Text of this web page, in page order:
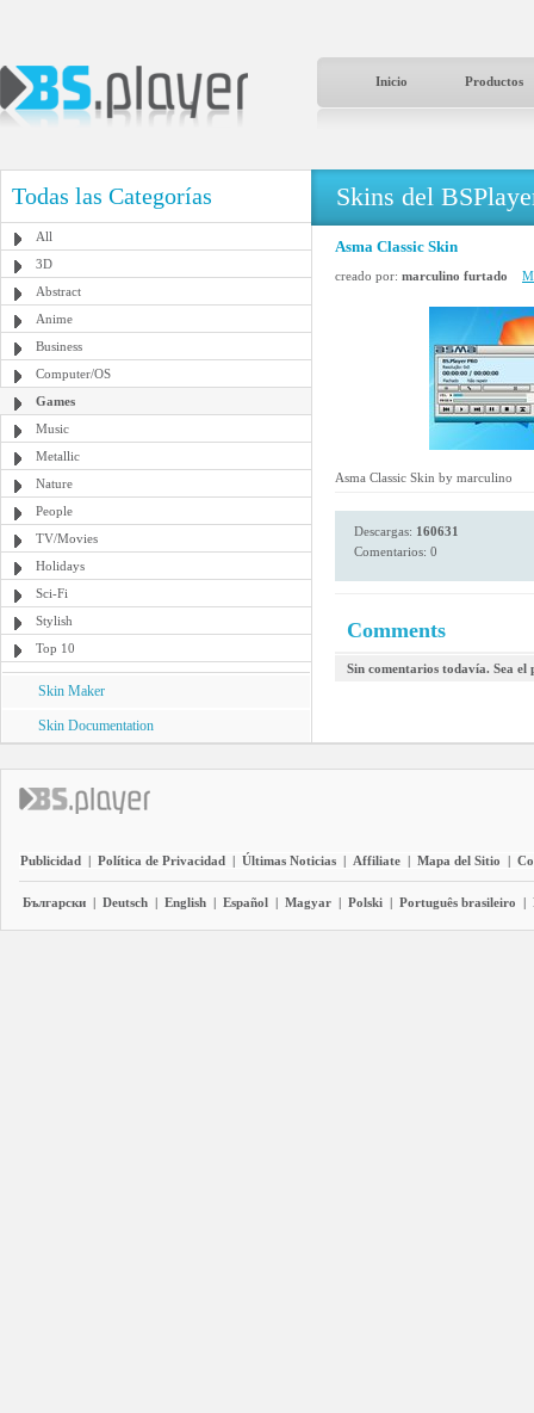
Inicio Productos
Todas las Categorías
All
3D
Abstract
Anime
Business
Computer/OS
Games
Music
Metallic
Nature
People
TV/Movies
Holidays
Sci-Fi
Stylish
Top 10
Skin Maker
Skin Documentation
Skins del
Asma Classic Skin
creado por: marculino furtado
Asma Classic Skin by marculino
Descargas: 160631
Comentarios: 0
Comments
Sin comentarios todavía. Sea
Publicidad | Política de Privacidad | Últimas Noticias | Affiliate | Mapa del Sitio |
Български | Deutsch | English | Español | Magyar | Polski | Português brasileiro |